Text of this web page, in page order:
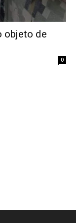
objeto de
0